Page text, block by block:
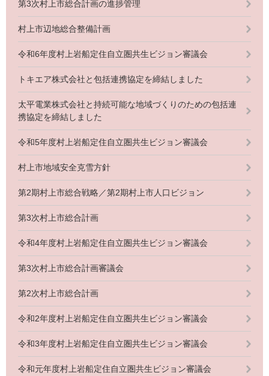
第3次村上市総合計画の進捗管理
村上市辺地総合整備計画
令和6年度村上岩船定住自立圏共生ビジョン審議会
トキエア株式会社と包括連携協定を締結しました
太平電業株式会社と持続可能な地域づくりのための包括連
携協定を締結しました
令和5年度村上岩船定住自立圏共生ビジョン審議会
村上市地域安全克雪方針
第2期村上市総合戦略／第2期村上市人口ビジョン
第3次村上市総合計画
令和4年度村上岩船定住自立圏共生ビジョン審議会
第3次村上市総合計画審議会
第2次村上市総合計画
令和2年度村上岩船定住自立圏共生ビジョン審議会
令和3年度村上岩船定住自立圏共生ビジョン審議会
令和元年度村上岩船定住自立圏共生ビジョン審議会